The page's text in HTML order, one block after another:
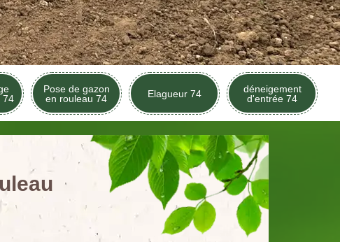
74
Pose de gazon
en rouleau 74
Elagueur 74
déneigement
d'entrée 74